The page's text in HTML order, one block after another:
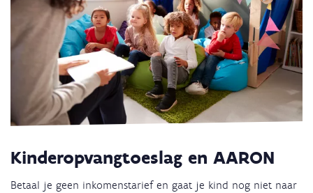
Kinderopvangtoeslag en AARON
Betaal je geen inkomenstarief en gaat je kind nog niet naar